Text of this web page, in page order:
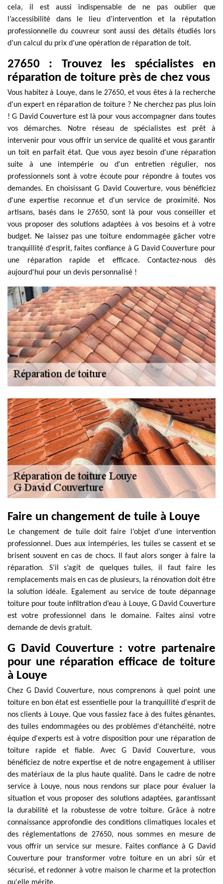
cela, il est aussi indispensable de ne pas oublier que
l’accessibilité dans le lieu d’intervention et la réputation
professionnelle du couvreur sont aussi des détails étudiés lors
d’un calcul du prix d’une opération de réparation de toit.
27650 : Trouvez les spécialistes en
réparation de toiture près de chez vous
Vous habitez à Louye, dans le 27650, et vous êtes à la recherche
d'un expert en réparation de toiture ? Ne cherchez pas plus loin
! G David Couverture est là pour vous accompagner dans toutes
vos démarches. Notre réseau de spécialistes est prêt à
intervenir pour vous offrir un service de qualité et vous garantir
un toit en parfait état. Que vous ayez besoin d'une réparation
suite à une intempérie ou d'un entretien régulier, nos
professionnels sont à votre écoute pour répondre à toutes vos
demandes. En choisissant G David Couverture, vous bénéficiez
d'une expertise reconnue et d'un service de proximité. Nos
artisans, basés dans le 27650, sont là pour vous conseiller et
vous proposer des solutions adaptées à vos besoins et à votre
budget. Ne laissez pas une toiture endommagée gâcher votre
tranquillité d'esprit, faites confiance à G David Couverture pour
une réparation rapide et efficace. Contactez-nous dès
aujourd'hui pour un devis personnalisé !
Faire un changement de tuile à Louye
Le changement de tuile doit faire l’objet d’une intervention
professionnel. Dues aux intempéries, les tuiles se cassent et se
brisent souvent en cas de chocs. Il faut alors songer à faire la
réparation. S’il s’agit de quelques tuiles, il faut faire les
remplacements mais en cas de plusieurs, la rénovation doit être
la solution idéale. Egalement au service de toute dépannage
toiture pour toute infiltration d’eau à Louye, G David Couverture
est votre professionnel dans le domaine. Faites ainsi votre
demande de devis gratuit.
G David Couverture : votre partenaire
pour une réparation efficace de toiture
à Louye
Chez G David Couverture, nous comprenons à quel point une
toiture en bon état est essentielle pour la tranquillité d'esprit de
nos clients à Louye. Que vous fassiez face à des fuites gênantes,
des tuiles endommagées ou des problèmes d'étanchéité, notre
équipe d'experts est à votre disposition pour une réparation de
toiture rapide et fiable. Avec G David Couverture, vous
bénéficiez de notre expertise et de notre engagement à utiliser
des matériaux de la plus haute qualité. Dans le cadre de notre
service à Louye, nous nous rendons sur place pour évaluer la
situation et vous proposer des solutions adaptées, garantissant
la durabilité et la robustesse de votre toiture. Grâce à notre
connaissance approfondie des conditions climatiques locales et
des réglementations de 27650, nous sommes en mesure de
vous offrir un service sur mesure. Faites confiance à G David
Couverture pour transformer votre toiture en un abri sûr et
sécurisé, et redonner à votre maison le charme et la protection